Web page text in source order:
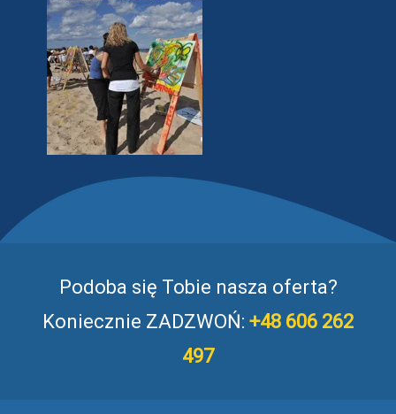
Podoba się Tobie nasza oferta?
Koniecznie ZADZWOŃ: +48 606 262
497